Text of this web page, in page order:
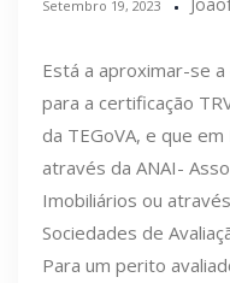
Setembro 19, 2023
Está a aproximar-se
para a certificação
da TEGoVA, e que
através da ANAI-
Imobiliários ou
Sociedades de
Para um perito